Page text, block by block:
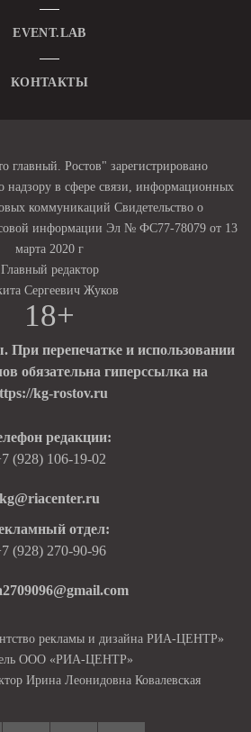
EVENT.LAB
КОНТАКТЫ
главный. Ростов" зарегистрировано
надзору в сфере связи, информационных
коммуникаций Свидетельство о
информации Эл № ФС77-78079 от 13
марта 2020 г
Главный редактор
Сергеевич Жуков
18+
перепечатке и использовании
обязательна гиперссылка на
kg-rostov.ru
редакции:
(928) 106-19-02
kg@riacenter.ru
отдел:
(928) 270-90-96
рекламы и дизайна РИА-ЦЕНТР»
ООО «РИА-ЦЕНТР»
Ирина Леонидовна Ковалевская